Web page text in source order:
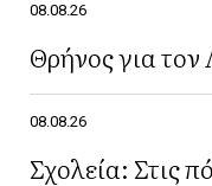
08.08.26
Θρήνος για τον
08.08.26
Σχολεία: Στις